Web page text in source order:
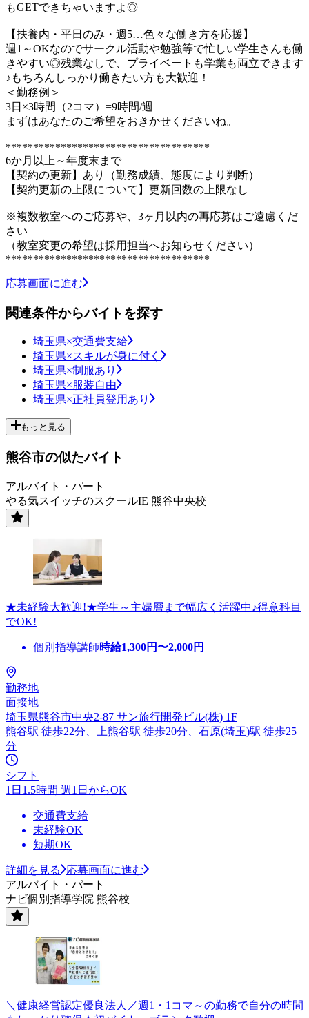
もGETできちゃいますよ◎
【扶養内・平日のみ・週5…色々な働き方を応援】
週1～OKなのでサークル活動や勉強等で忙しい学生さんも働
きやすい◎残業なしで、プライベートも学業も両立できます
♪もちろんしっかり働きたい方も大歓迎！
＜勤務例＞
3日×3時間（2コマ）=9時間/週
まずはあなたのご希望をおきかせくださいね。
*************************************
6か月以上～年度末まで
【契約の更新】あり（勤務成績、態度により判断）
【契約更新の上限について】更新回数の上限なし
※複数教室へのご応募や、3ヶ月以内の再応募はご遠慮くだ
さい
（教室変更の希望は採用担当へお知らせください）
*************************************
応募画面に進む
関連条件からバイトを探す
埼玉県×交通費支給
埼玉県×スキルが身に付く
埼玉県×制服あり
埼玉県×服装自由
埼玉県×正社員登用あり
もっと見る
熊谷市の似たバイト
アルバイト・パート
やる気スイッチのスクールIE 熊谷中央校
★未経験大歓迎!★学生～主婦層まで幅広く活躍中♪得意科目
でOK!
個別指導講師時給1,300円〜2,000円
勤務地
面接地
埼玉県熊谷市中央2-87 サン旅行開発ビル(株) 1F
熊谷駅 徒歩22分、上熊谷駅 徒歩20分、石原(埼玉)駅 徒歩25
分
シフト
1日1.5時間 週1日からOK
交通費支給
未経験OK
短期OK
詳細を見る
応募画面に進む
アルバイト・パート
ナビ個別指導学院 熊谷校
＼健康経営認定優良法人／週1・1コマ～の勤務で自分の時間